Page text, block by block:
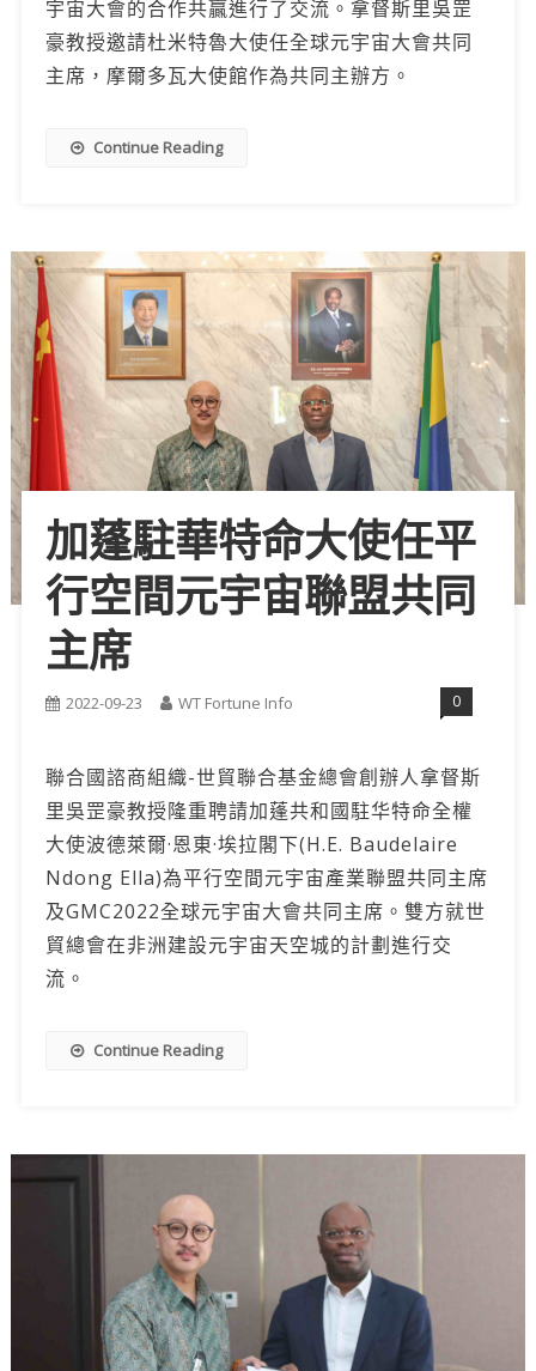
宇宙大會的合作共贏進行了交流。拿督斯里吳罡
豪教授邀請杜米特魯大使任全球元宇宙大會共同
主席，摩爾多瓦大使館作為共同主辦方。
Continue Reading
加蓬駐華特命大使任平
行空間元宇宙聯盟共同
主席
2022-09-23 WT Fortune Info 0
聯合國諮商組織-世貿聯合基金總會創辦人拿督斯
里吳罡豪教授隆重聘請加蓬共和國駐华特命全權
大使波德萊爾·恩東·埃拉閣下(H.E. Baudelaire
Ndong Ella)為平行空間元宇宙產業聯盟共同主席
及GMC2022全球元宇宙大會共同主席。雙方就世
貿總會在非洲建設元宇宙天空城的計劃進行交
流。
Continue Reading